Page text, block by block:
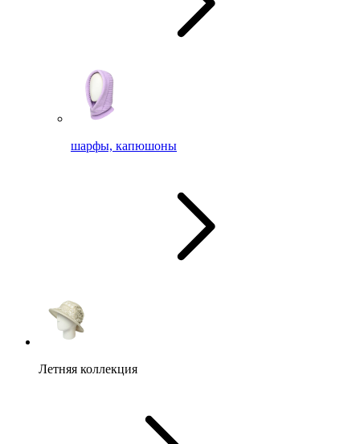
шарфы, капюшоны
Летняя коллекция